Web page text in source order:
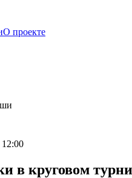
О проекте
12:00
в круговом